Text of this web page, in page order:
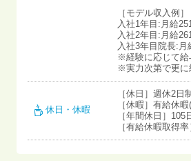
［モデル収入例］
入社1年目:月給
入社2年目:月給
入社3年目院長:
※経験に応じて給
※実力次第で更に
休日・休暇
［休日］週休2
［休暇］有給休
［年間休日］105
［有給休暇取得